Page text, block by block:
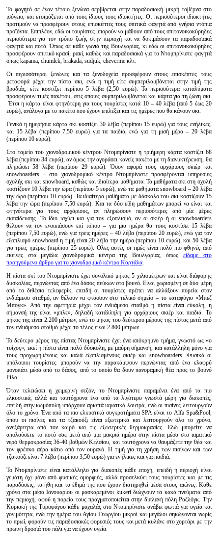
Το φαγητό σε έναν τέτοιο ξενώνα σερβίρεται στην παραδοσιακή μικρή ταβέρνα στο
ισόγειο, και ετοιμάζεται από τους ίδιους τους ιδιοκτήτες. Οι περισσότεροι ιδιοκτήτες
προτιμούν να προσφέρουν στους επισκέπτες τους σπιτικά φαγητά από γνήσια ντόπια
προϊόντα. Επιπλέον, εδώ οι τουρίστες μπορούν να μάθουν από τους σπιτονοικοκύρηδες
περισσότερα για τον τρόπο ζωής στην περιοχή και να δοκιμάσουν τα παραδοσιακά
φαγητά και ποτά. Όπως σε κάθε γωνιά της Βουλγαρίας, κι εδώ οι σπιτονοικοκύρηδες
προσφέρουν σπιτικό κρασί, ρακί, καθώς και παραδοσιακά για το Ντομπρίνιστε φαγητά
όπως kapama, chumlek, brakada, sudjuk, cheverme κλτ.
Οι περισσότεροι ξενώνες και τα ξενοδοχεία προσφέρουν στους επισκέπτες τους
μεταφορά μέχρι την πίστα σκι, ενώ η τιμή είτε συμπεριλαμβάνεται στην τιμή της
βραδιάς, είτε κοστίζει περίπου 5 λέβα (2,50 ευρώ). Τα περισσότερα καταλύματα
προσφέρουν τιμές πακέτου, στις οποίες συμπεριλαμβάνεται και κάρτα για τη ζώνη σκι.
Έτσι η κάρτα είναι φτηνότερη για τους τουρίστες κατά 10 – 40 λέβα (από 5 έως 20
ευρώ), ανάλογα με το πακέτο που έχουν επιλέξει και τις ημέρες που θα κάνουν σκι.
Γενικά η ημερήσια κάρτα σκι κοστίζει 30 λέβα (περίπου 15 ευρώ) για τους ενήλικες,
και 15 λέβα (περίπου 7,50 ευρώ) για τα παιδιά, ενώ για τη μισή μέρα – 20 λέβα
(περίπου 10 ευρώ).
Στο ταμείο του χιονοδρομικού κέντρου Ντομπρίνιστε η τριήμερη κάρτα κοστίζει 68
λέβα (περίπου 34 ευρώ), αν όμως την αγοράσει κανείς πακέτο με τη διανυκτέρευση, θα
πληρώσει 58 λέβα (περίπου 29 ευρώ). Όσον αφορά τους αρχάριους σκιέρ και
snowboarders – στο χιονοδρομικό κέντρο Ντομπρίνιστε προσφέρονται υπηρεσίες
σχολής σκι και snowboard, κσθώς και ιδιαίτερα μαθήματα. Τα μαθήματα σκι στη σχολή
κοστίζουν 10 λέβα την ώρα (περίπου 5 ευρώ), ενώ τα μαθήματα snowboard – 20 λέβα
την ώρα (περίπου 10 ευρώ). Τα ιδιαίτερα μαθήματα με δάσκαλο του σκι κοστίζουν 15
λέβα την ώρα (περίπου 7,50 ευρώ). Και τα δύο είδη μαθημάτων μπορεί να είναι και
φτηνότερα για τους αρχάριους, αν πληρώσουν περισσότερες από μία μέρες
εκπαίδευσης. Το ίδιο ισχύει και για τον εξοπλισμό, αν οι σκιέρ ή οι snowboarders
θέλουν να τον ενοικιάσουν επί τόπου – για μια ημέρα θα τους κοστίσει 15 λέβα
(περίπου 7,50 ευρώ), ενώ για τρεις ημέρες – 40 λέβα (περίπου 20 ευρώ), ενώ για τον
εξοπλισμό snowboard η τιμή είναι 20 λέβα την ημέρα (περίπου 10 ευρώ), και 50 λέβα
για τρεις ημέρες (περίπου 25 ευρώ). Όλες αυτές οι τιμές είναι πολύ πιο φθηνές από
εκείνες στα μεγάλα χιονοδρομικά κέντρα της Βουλγαρίας, όπωςείδαμε στο
προηγούμενο άρθρο για το χιονοδρομικό κέντρο Καρτάλα.
Η πίστα σκί του Ντομπρίνιστε έχει συνολικό μήκος 5 χιλιομέτρων και είναι διάφορης
δυσκολίας, περνώντας από ένα δάσος πεύκων στο βουνό. Είναι χωρισμένη σε δύο μέρη
από το διθέσιο τελεφερίκ, επειδή οι τουρίστες πρέπει να αλλάξουν πορεία στον
ενδιάμεσο σταθμό, αν θέλουν να φτάσουν στο τελικό σημείο – το καταφύγιο «Μπεζ
Μπογκ». Από την αφετηρία μέχρι τον ενδιάμεσο σταθμό η πίστα είναι εύκολη, η
σήμανσή της είναι «μπλε», δηλαδή κατάλληλη για αρχάριους σκιέρ και παιδιά. Το
μήκος της είναι 2.200 μέτρων, ενώ το μήκος του δεύτερου μέρους της πίστας μετά από
τον ενδιάμεσο σταθμό μέχρι το τέλος είναι 2.800 μέτρων.
Το δεύτερο μέρος της πίστας Ντομπρίνιστε έχει ένα απόκρημνο τμήμα, γνωστό ως «ο
τοίχος», εκεί η πίστα είναι πολύ δύσκολη, με μαύρη σήμανση, και κατάλληλη μόνο για
τους προχωρημένους και καλά εξοπλισμένους σκιέρ και snowboarders. Φυσικά οι
υπόλοιποι τουρίστες μπορούν να την παρακάμψουν περνώντας από ένα ελαφρύ
μονοπάτι μέσα από το δάσος, από το οποίο θα δουν πανοραμική θέα προς το βουνό
Ρίλα.
Όταν τελειώσει η χειμερινή σεζόν, το Ντομπρίνιστε παραμένει ένα από τα πιο
ελκυστικά, αλλά και ταυτόχρονα ένα από τα λιγότερο γνωστά μέρη για διακοπές,
επειδή στην κωμόπολη υπάρχουν αρκετά ιαματικά λουτρά, ενώ οι πισίνες λειτουργούν
όλο το χρόνο. Ένα από τα πιο ελκυστικά συγκροτήματα SPA είναι το Alfa Spa&Pool,
όπου οι πισίνες και τα τζακούζι είναι εξωτερικά και λειτουργούν όλο το χρόνο,
ανεξάρτητα από τον καιρό και τις εξωτερικές θερμοκρασίες. Εδώ μπορείτε να
απολαύσετε το ποτό σας μετά από μια μακριά ημέρα στην πίστα μέσα στο ιαματικό
νερό θερμοκρασίας 36-40 βαθμών Κελσίου, και ταυτόχρονα να θαυμάζετε την θέα και
τον φρέσκο αέρα κάτω από τον ουρανό. Η τιμή για τη χρήση των πισίνων και των
τζακούζι είναι 7 λέβα (περίπου 3,50 ευρώ) για ενήλικες και για παιδιά.
Το Ντομπρίνιστε είναι κατάλληλο για διακοπές κάθε εποχή, επειδή η περιοχή είναι
γεμάτη όχι μόνο από φυσικές ομορφιές, αλλά προσελκύει τους τουρίστες και με τις
παραδόσεις, τα ήθη και τα έθιμά της που έχουν διατηρηθεί μέσα στους αιώνες. Κάθε
χρόνο στα μέσα Ιανουαρίου οι μασκαρεμένοι kukeri διώχνουν τα κακά πνεύματα από
την περιοχή, αφού η πορεία τους πραγματοποιείται στην διπλανή πόλη Ραζλόγκ. Την
Κυριακή της Τυροφάγου κάθε μαχαλάς στο Ντομπρίνιστε ανάβει φωτιά για υγεία και
γονιμότητα, ενώ την ημέρα του Αγίου Γεωργίου μικροί και μεγάλοι σηκώνονται νωρίς
το πρωί, φορούν τις παραδοσιακές φορεσιές τους και μετά κυλάνε στο χορτάρι με την
πρωινή δροσιά του πάλι για να έχουν υγεία.